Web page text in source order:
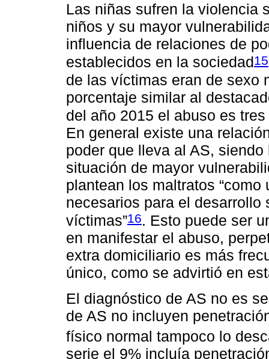
Las niñas sufren la violencia
niños y su mayor
influencia de relaciones de
establecidos en la sociedad15
de las víctimas eran de sexo
porcentaje similar al
del año 2015 el abuso es
En general existe una
poder que lleva al AS,
situación de mayor
plantean los maltratos
necesarios para el
víctimas”16. Esto puede ser
en manifestar el abuso,
extra domiciliario es más
único, como se advirtió en
El diagnóstico de AS no es
de AS no incluyen
físico normal tampoco lo
serie el 9% incluía